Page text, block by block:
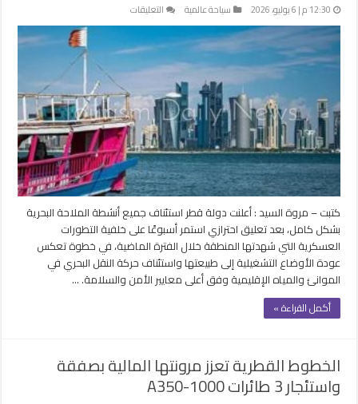
12:30 م | 6 يوليو، 2026 سياحة عالمية التعليقات
قطر
تستأنف
الملاحة
البحرية
بعد
أسبوع
من
التعليق
وتؤكد
على
معايير
السلامة
مغلقة
كتبت – مروة السيد : أعلنت دولة قطر استئناف جميع أنشطة الملاحة البحرية
بشكل كامل، بعد تعليق احترازي استمر أسبوعًا على خلفية التطورات
العسكرية التي شهدتها المنطقة خلال الفترة الماضية، في خطوة تعكس
عودة الأوضاع التشغيلية إلى طبيعتها واستئناف حركة النقل البحري في
الموانئ والمياه الإقليمية وفق أعلى معايير الأمن والسلامة. …
أكمل القراءة »
الخطوط القطرية تعزز مرونتها المالية بصفقة
واستئجار 3 طائرات A350-1000